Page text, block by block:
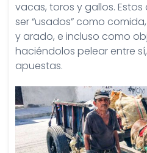
vacas, toros y gallos.
ser “usados” como
y arado, e incluso como
haciéndolos pelear entre
apuestas.